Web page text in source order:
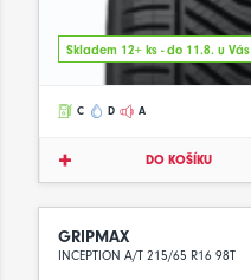
Skladem 12+ ks - do 11.8. u Vás
C D A
DO KOŠÍKU
GRIPMAX
INCEPTION A/T 215/65 R16 98T